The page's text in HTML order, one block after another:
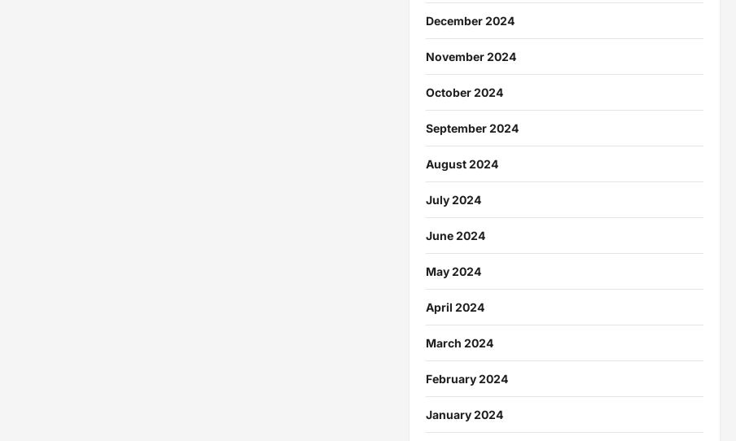
December 2024
November 2024
October 2024
September 2024
August 2024
July 2024
June 2024
May 2024
April 2024
March 2024
February 2024
January 2024